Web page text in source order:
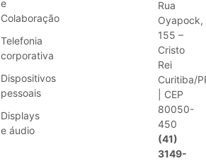
e
Colaboração
Telefonia
corporativa
Dispositivos
pessoais
Displays
e áudio
Rua
Oyapock,
155 –
Cristo
Rei
Curitiba/
| CEP
80050-
450
(41)
3149-